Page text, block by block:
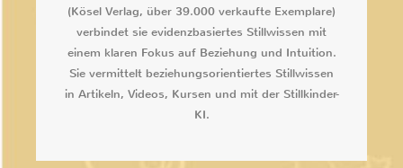
(Kösel Verlag, über 39.000 verkaufte Exemplare)
verbindet sie evidenzbasiertes Stillwissen mit
einem klaren Fokus auf Beziehung und Intuition.
Sie vermittelt beziehungsorientiertes Stillwissen
in Artikeln, Videos, Kursen und mit der Stillkinder-
KI.